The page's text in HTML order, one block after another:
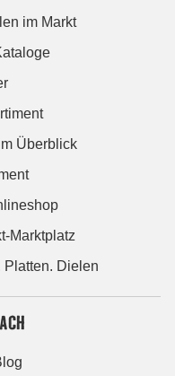
im Markt
Überblick
Marktplatz
Dielen